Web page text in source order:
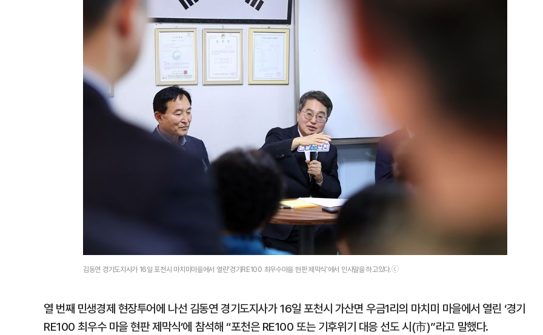
김동연 경기도지사가 16일 포천시 마치미마을에서 열린‘경기RE100 최우수마을 현판 제막식’에서 인사말을 하고있다.ⓒ
열 번째 민생경제 현장투어에 나선 김동연 경기도지사가 16일 포천시 가산면 우금1리의 마치미 마을에서 열린 ‘경기
RE100 최우수 마을 현판 제막식’에 참석해 “포천은 RE100 또는 기후위기 대응 선도 시(市)”라고 말했다.